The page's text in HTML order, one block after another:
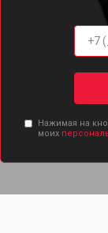
Нажимая на
моих